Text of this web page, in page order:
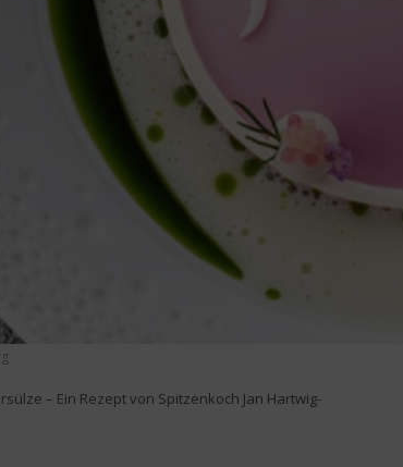
– Ein Rezept von Spitzenkoch Jan Hartwig-